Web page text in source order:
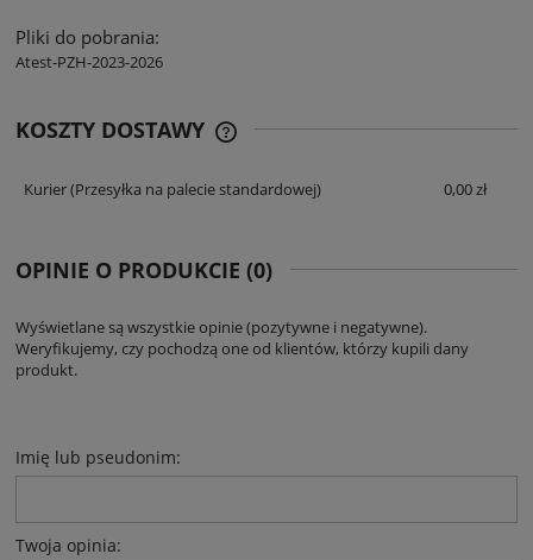
Pliki do pobrania:
Atest-PZH-2023-2026
KOSZTY DOSTAWY
Kurier(Przesyłka na palecie standardowej) 0,00 zł
OPINIE O PRODUKCIE (0)
Wyświetlane są wszystkie opinie (pozytywne i negatywne).
Weryfikujemy, czy pochodzą one od klientów, którzy kupili dany
produkt.
Imię lub pseudonim:
Twoja opinia: